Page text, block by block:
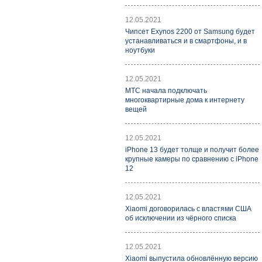
12.05.2021
Чипсет Exynos 2200 от Samsung будет
устанавливаться и в смартфоны, и в
ноутбуки
12.05.2021
МТС начала подключать
многоквартирные дома к интернету
вещей
12.05.2021
iPhone 13 будет толще и получит более
крупные камеры по сравнению с iPhone
12
12.05.2021
Xiaomi договорилась с властями США
об исключении из чёрного списка
12.05.2021
Xiaomi выпустила обновлённую версию